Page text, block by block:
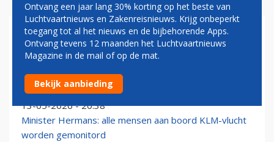
GGD
ECDC: quarantaine nodig bij deel passagiers KLM-
vlucht
13-05-2026 - 20:38
Minister Hermans: alle mensen aan boord KLM-vlucht
worden gemonitord
Ontvang een jaar lang 30% korting op het beste van
Luchtvaartnieuws en Zakenreisnieuws. Krijg onbeperkt
toegang tot al het nieuws en de bijbehorende Apps.
Ontvang tevens 12 maanden het Luchtvaartnieuws
Magazine in de mail of op de mat.
Bekijk aanbieding